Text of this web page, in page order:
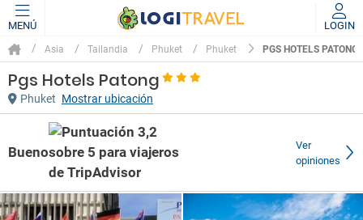
MENÚ LOGIN
Asia Tailandia Phuket Phuket PGS HOTELS PATONG
Pgs Hotels Patong
Phuket Mostrar ubicación
Bueno
Ver
opiniones